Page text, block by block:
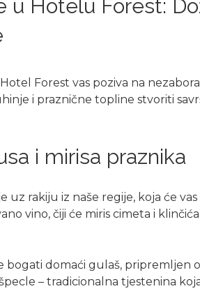
u Hotelu Forest:
Forest vas poziva na
i praznične topline stvoriti
i mirisa praznika
uz rakiju iz naše regije, koja će
vino, čiji će miris cimeta i
bogati domaći gulaš, pripremljen
– tradicionalna tjestenina